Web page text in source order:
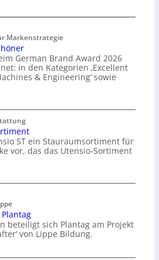
Markenstrategie
German Brand Award 2026
in den Kategorien ‚Excellent
& Engineering‘ sowie
ST ein Stauraumsortiment für
vor, das das Utensio-Sortiment
beteiligt sich Plantag am Projekt
von Lippe Bildung.